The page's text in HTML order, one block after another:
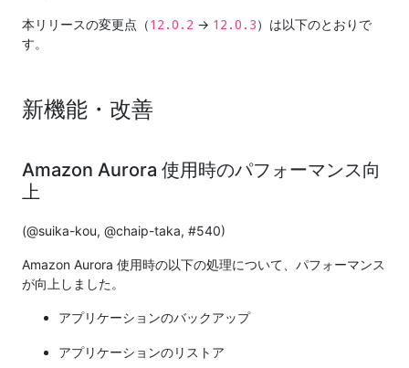
本リリースの変更点（12.0.2 → 12.0.3）は以下のとおりで
す。
新機能・改善
Amazon Aurora 使用時のパフォーマンス向
上
(@suika-kou, @chaip-taka, #540)
Amazon Aurora 使用時の以下の処理について、パフォーマンス
が向上しました。
アプリケーションのバックアップ
アプリケーションのリストア